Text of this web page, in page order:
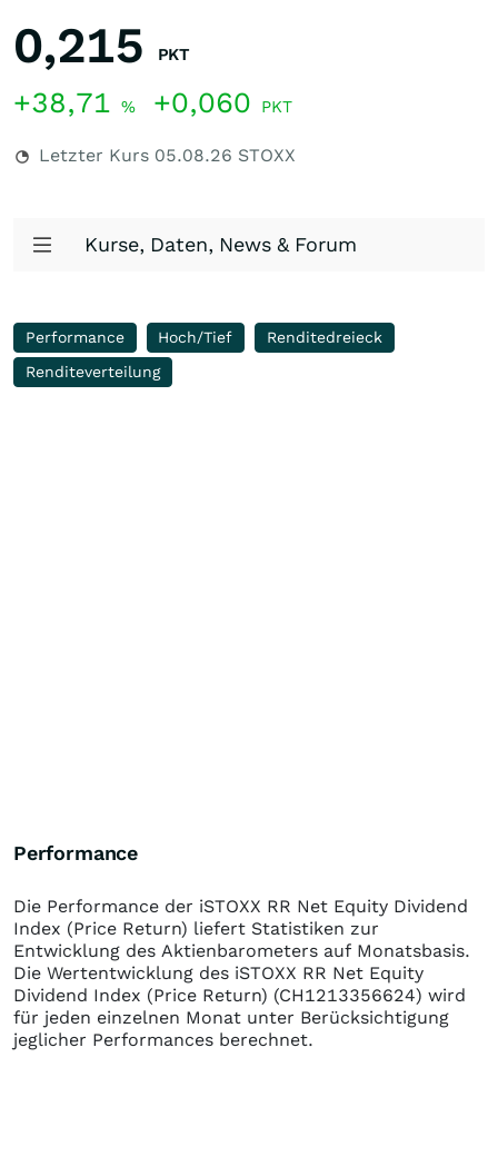
0,215 PKT
+38,71 % +0,060 PKT
Letzter Kurs 05.08.26 STOXX
Kurse, Daten, News & Forum
Performance Hoch/Tief
Renditedreieck
Renditeverteilung
Performance
Die Performance der iSTOXX RR Net Equity Dividend
Index (Price Return) liefert Statistiken zur
Entwicklung des Aktienbarometers auf Monatsbasis.
Die Wertentwicklung des iSTOXX RR Net Equity
Dividend Index (Price Return) (CH1213356624) wird
für jeden einzelnen Monat unter Berücksichtigung
jeglicher Performances berechnet.